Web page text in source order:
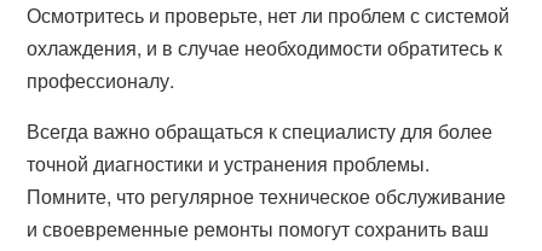
Осмотритесь и проверьте, нет ли проблем с системой
охлаждения, и в случае необходимости обратитесь к
профессионалу.
Всегда важно обращаться к специалисту для более
точной диагностики и устранения проблемы.
Помните, что регулярное техническое обслуживание
и своевременные ремонты помогут сохранить ваш